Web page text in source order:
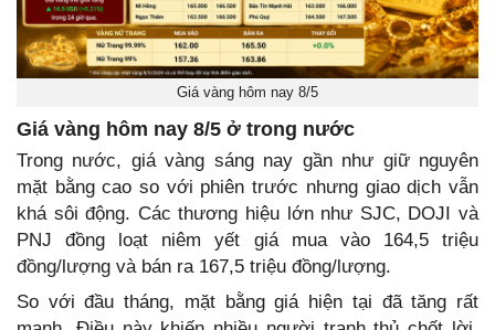
Giá vàng hôm nay 8/5
Giá vàng hôm nay 8/5 ở trong nước
Trong nước, giá vàng sáng nay gần như giữ nguyên
mặt bằng cao so với phiên trước nhưng giao dịch vẫn
khá sôi động. Các thương hiệu lớn như SJC, DOJI và
PNJ đồng loạt niêm yết giá mua vào 164,5 triệu
đồng/lượng và bán ra 167,5 triệu đồng/lượng.
So với đầu tháng, mặt bằng giá hiện tại đã tăng rất